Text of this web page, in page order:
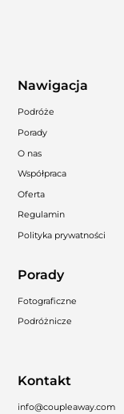
Nawigacja
Podróże
Porady
O nas
Współpraca
Oferta
Regulamin
Polityka prywatności
Porady
Fotograficzne
Podróżnicze
Kontakt
info@coupleaway.com